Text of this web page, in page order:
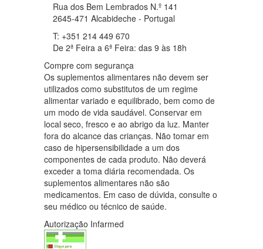
Rua dos Bem Lembrados N.º 141
2645-471 Alcabideche - Portugal
T: +351 214 449 670
De 2ª Feira a 6ª Feira: das 9 às 18h
Compre com segurança
Os suplementos alimentares não devem ser
utilizados como substitutos de um regime
alimentar variado e equilibrado, bem como de
um modo de vida saudável. Conservar em
local seco, fresco e ao abrigo da luz. Manter
fora do alcance das crianças. Não tomar em
caso de hipersensibilidade a um dos
componentes de cada produto. Não deverá
exceder a toma diária recomendada. Os
suplementos alimentares não são
medicamentos. Em caso de dúvida, consulte o
seu médico ou técnico de saúde.
Autorização Infarmed